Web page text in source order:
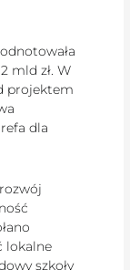
odnotowała
mld zł. W
projektem
dla
lokalne
szkoły